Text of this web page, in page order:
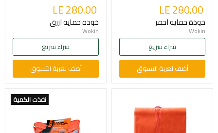
LE 280.00
خوذة حمايه احمر
Wokin
شراء سريع
أضف لعربة التسوق
LE 280.00
خوذة حماية ازرق
Wokin
شراء سريع
أضف لعربة التسوق
نفذت الكمية